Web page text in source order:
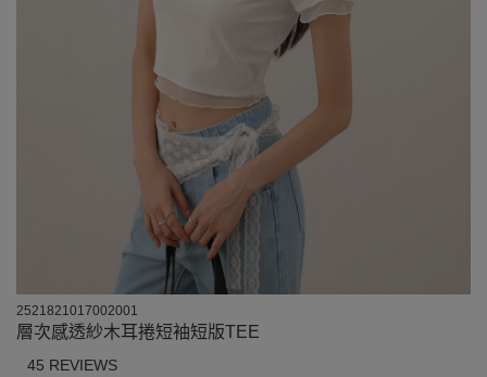
2521821017002001
層次感透紗木耳捲短袖短版TEE
45 REVIEWS